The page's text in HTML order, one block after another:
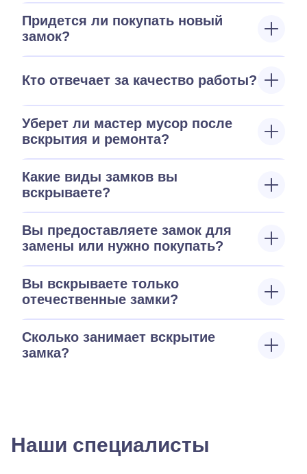
Придется ли покупать новый
замок?
Кто отвечает за качество работы?
Уберет ли мастер мусор после
вскрытия и ремонта?
Какие виды замков вы
вскрываете?
Вы предоставляете замок для
замены или нужно покупать?
Вы вскрываете только
отечественные замки?
Сколько занимает вскрытие
замка?
Наши специалисты